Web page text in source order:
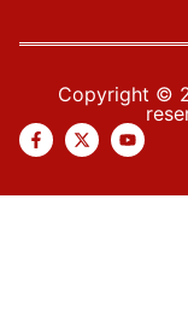
Copyright ©